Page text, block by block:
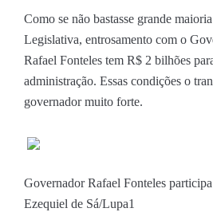
Como se não bastasse grande
Legislativa, entrosamento com o
Rafael Fonteles tem R$ 2 bilhões
administração. Essas condições o
governador muito forte.
Governador Rafael Fonteles
Ezequiel de Sá/Lupa1